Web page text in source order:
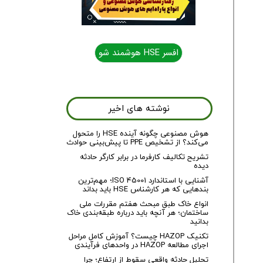
هوش مصنوعی چگونه آینده HSE را متحول
می‌کند؟ از تشخیص PPE تا پیش‌بینی حوادث
تشریح تکالیف کارفرما در برابر کارگر حادثه
دیده
آشنایی با استاندارد ISO 45001؛ مهم‌ترین
بندهایی که هر کارشناس HSE باید بداند
انواع خاک طبق مبحث هفتم مقررات ملی
ساختمان؛ هر آنچه باید درباره طبقه‌بندی خاک
بدانید
تکنیک HAZOP چیست؟ آموزش کامل مراحل
اجرای مطالعه HAZOP در واحدهای فرآیندی
تحلیل حادثه واقعی سقوط از ارتفاع؛ چرا
نوشته های اخیر
افسر HSE هوشمند شو